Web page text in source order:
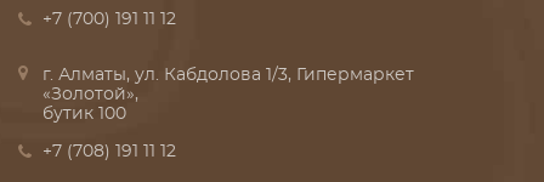
+7 (700) 191 11 12
г. Алматы, ул. Кабдолова 1/3, Гипермаркет
«Золотой»,
бутик 100
+7 (708) 191 11 12